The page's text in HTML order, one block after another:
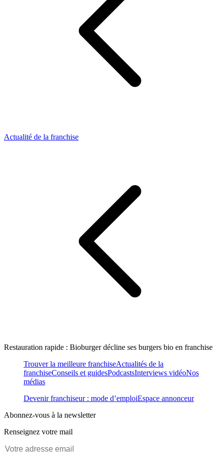
Actualité de la franchise
Restauration rapide : Bioburger décline ses burgers bio en franchise
Trouver la meilleure franchiseActualités de la
franchiseConseils et guidesPodcastsInterviews vidéoNos
médias
Devenir franchiseur : mode d’emploiEspace annonceur
Abonnez-vous à la newsletter
Renseignez votre mail